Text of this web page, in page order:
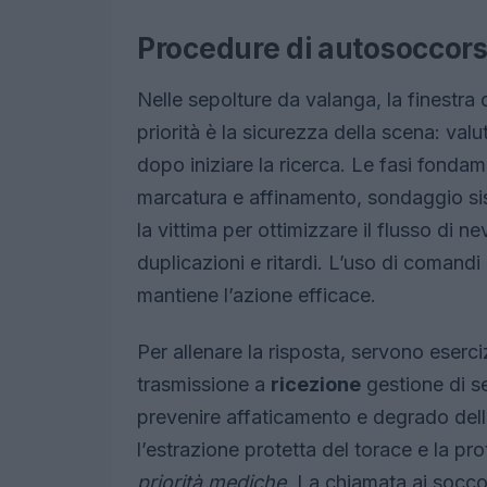
Procedure di
Nelle sepolture da valanga, la finestra
priorità è la sicurezza della scena:
dopo iniziare la ricerca. Le fasi
marcatura e affinamento, sondaggio
la vittima per ottimizzare il flusso di
duplicazioni e ritardi. L’uso di
mantiene l’azione efficace.
Per allenare la risposta, servono
trasmissione a ricezione gestione di
prevenire affaticamento e degrado
l’estrazione protetta del torace e la
priorità mediche. La chiamata ai